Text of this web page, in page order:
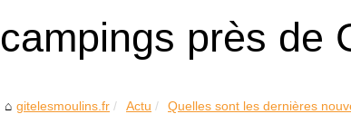
campings près de
gitelesmoulins.fr Actu Quelles sont les dernières